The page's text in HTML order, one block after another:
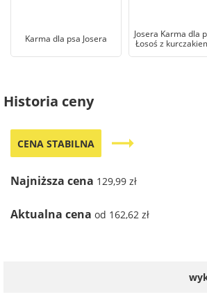
Karma dla psa Josera
Josera Karma dla
Łosoś z
Historia ceny
CENA STABILNA trending_flat
Najniższa cena 129,99 zł
Aktualna cena od 162,62 zł